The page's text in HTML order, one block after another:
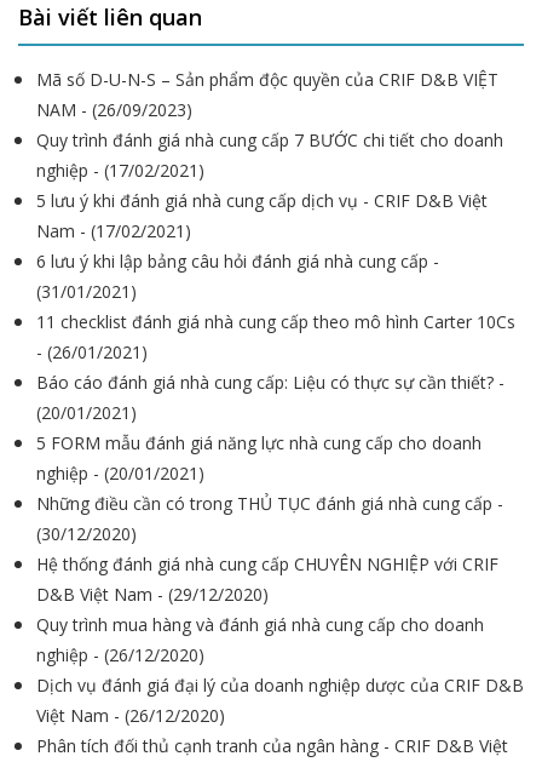
Bài viết liên quan
Mã số D-U-N-S – Sản phẩm độc quyền của CRIF D&B VIỆT
NAM - (26/09/2023)
Quy trình đánh giá nhà cung cấp 7 BƯỚC chi tiết cho doanh
nghiệp - (17/02/2021)
5 lưu ý khi đánh giá nhà cung cấp dịch vụ - CRIF D&B Việt
Nam - (17/02/2021)
6 lưu ý khi lập bảng câu hỏi đánh giá nhà cung cấp -
(31/01/2021)
11 checklist đánh giá nhà cung cấp theo mô hình Carter 10Cs
- (26/01/2021)
Báo cáo đánh giá nhà cung cấp: Liệu có thực sự cần thiết? -
(20/01/2021)
5 FORM mẫu đánh giá năng lực nhà cung cấp cho doanh
nghiệp - (20/01/2021)
Những điều cần có trong THỦ TỤC đánh giá nhà cung cấp -
(30/12/2020)
Hệ thống đánh giá nhà cung cấp CHUYÊN NGHIỆP với CRIF
D&B Việt Nam - (29/12/2020)
Quy trình mua hàng và đánh giá nhà cung cấp cho doanh
nghiệp - (26/12/2020)
Dịch vụ đánh giá đại lý của doanh nghiệp dược của CRIF D&B
Việt Nam - (26/12/2020)
Phân tích đối thủ cạnh tranh của ngân hàng - CRIF D&B Việt